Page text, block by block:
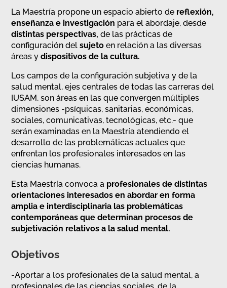
La Maestría propone un espacio abierto de reflexión,
enseñanza e investigación para el abordaje, desde
distintas perspectivas, de las prácticas de
configuración del sujeto en relación a las diversas
áreas ydispositivos de la cultura.
Los campos de la configuración subjetiva y de la
salud mental, ejes centrales de todas las carreras del
IUSAM, son áreas en las que convergen múltiples
dimensiones -psíquicas, sanitarias, económicas,
sociales, comunicativas, tecnológicas, etc.- que
serán examinadas en la Maestría atendiendo el
desarrollo de las problemáticas actuales que
enfrentan los profesionales interesados en las
ciencias humanas.
Esta Maestría convoca a profesionales de distintas
orientaciones interesados en abordar en forma
amplia e interdisciplinaria las problemáticas
contemporáneas que determinan procesos de
subjetivación relativos a la salud mental.
Objetivos
-Aportar a los profesionales de la salud mental, a